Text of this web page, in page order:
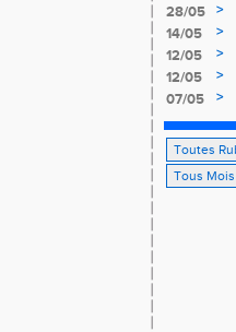
28/05
>
14/05
>
12/05
>
12/05
>
07/05
>